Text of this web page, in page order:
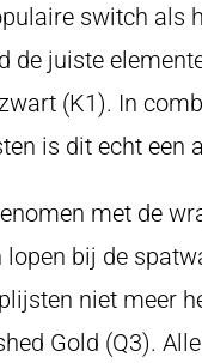
switch als
de juiste
(K1). In
is dit echt een
met de
bij de
niet meer
Gold (Q3).